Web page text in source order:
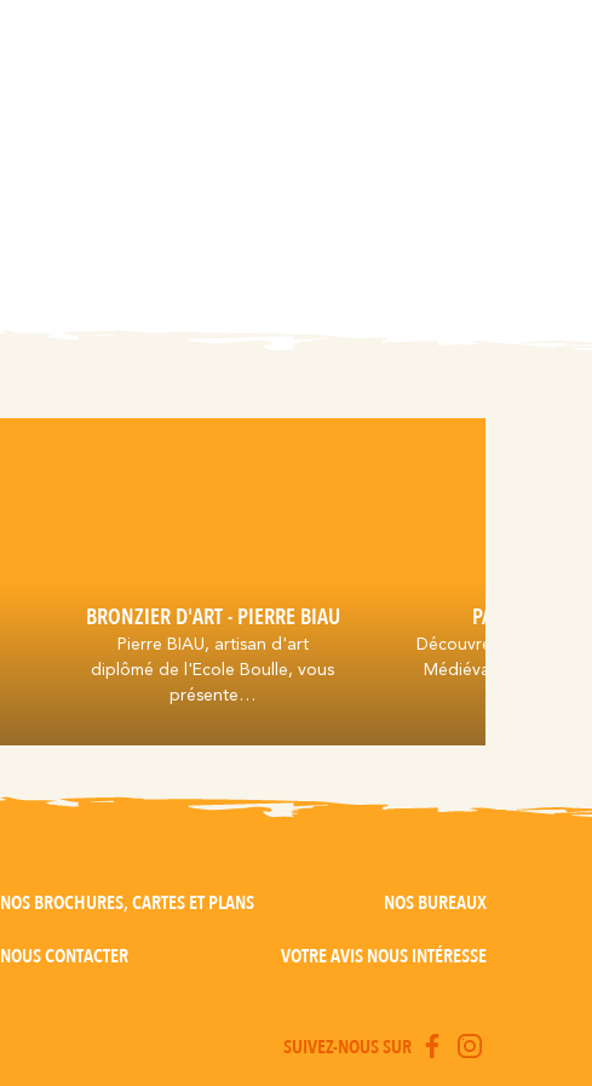
BRONZIER D'ART - PIERRE BIAU
Pierre BIAU, artisan d'art
diplômé de l'Ecole Boulle, vous
présente…
PAYSAGE ET
Découvrez l'extérieur
Médiévale de
NOS BROCHURES, CARTES ET PLANS NOS BUREAUX
NOUS CONTACTER VOTRE AVIS NOUS INTÉRESSE
SUIVEZ-NOUS SUR